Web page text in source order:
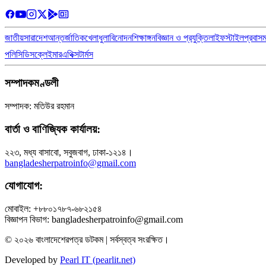
জাতীয়সারাদেশআন্তর্জাতিকখেলাধুলাবিনোদনশিক্ষাঙ্গনবিজ্ঞান ও প্রযুক্তিলাইফস্টাইলপ্রবাস
পলিসিডিসক্লেইমারএথিক্সটার্মস
সম্পাদকমণ্ডলী
সম্পাদক: মতিউর রহমান
বার্তা ও বাণিজ্যিক কার্যালয়:
২২৩, মধ্য বাসাবো, সবুজবাগ, ঢাকা-১২১৪।
bangladesherpatroinfo@gmail.com
যোগাযোগ:
মোবাইল: +৮৮০১৭৮৭-৬৮২১৫৪
বিজ্ঞাপন বিভাগ: bangladesherpatroinfo@gmail.com
© ২০২৬ বাংলাদেশেরপত্র ডটকম | সর্বস্বত্ব সংরক্ষিত।
Developed by Pearl IT (pearlit.net)